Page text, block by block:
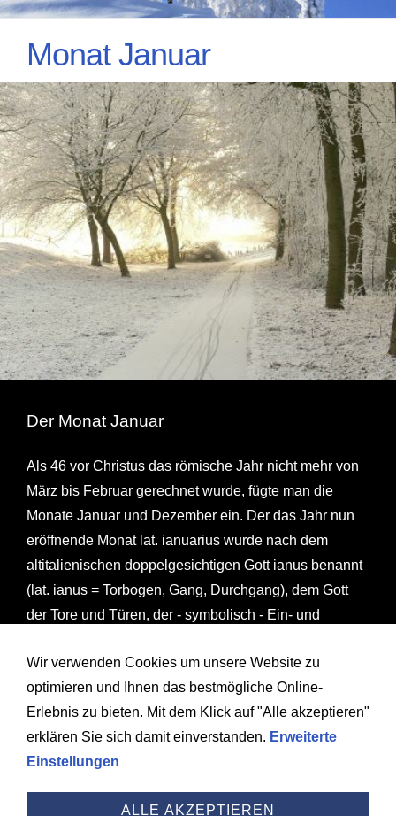
Monat Januar
Der Monat Januar
Als 46 vor Christus das römische Jahr nicht mehr von
März bis Februar gerechnet wurde, fügte man die
Monate Januar und Dezember ein. Der das Jahr nun
eröffnende Monat lat. ianuarius wurde nach dem
altitalienischen doppelgesichtigen Gott ianus benannt
(lat. ianus = Torbogen, Gang, Durchgang), dem Gott
der Tore und Türen, der - symbolisch - Ein- und
Janustag beschlossen die Römer die Saturnalien; man
verkleidete sich u. a. mit Hirsch- und Kalbfellen,
wogegen Eligius predigte, als dies in Gallien
nachgeahmt wurde. An den Januskalenden wurden
Geschenke verteilt: Vorläufer unserer Neujährchen.
Wir verwenden Cookies um unsere Website zu
optimieren und Ihnen das bestmögliche Online-
Erlebnis zu bieten. Mit dem Klick auf "Alle akzeptieren"
erklären Sie sich damit einverstanden. Erweiterte
Einstellungen
ALLE AKZEPTIEREN